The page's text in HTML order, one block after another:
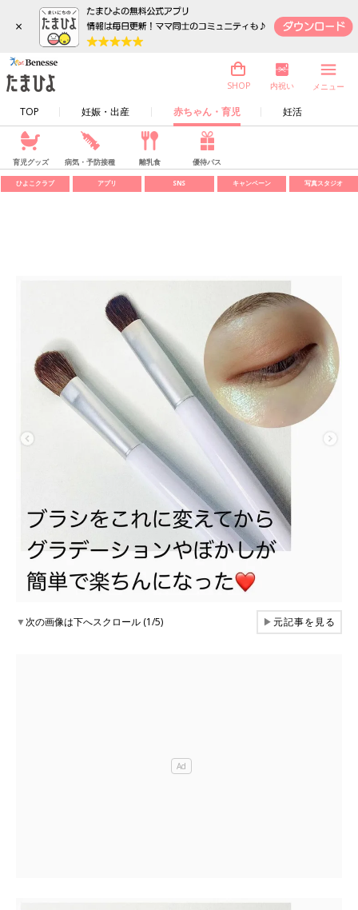
×
TOP 妊娠・出産 赤ちゃん・育児 妊活
SHOP 内祝い メニュー
育児グッズ 病気・予防接種 離乳食 優待パス
ひよこクラブ アプリ SNS キャンペーン 写真スタジオ
▼次の画像は下へスクロール (1/5) ▶元記事を見る